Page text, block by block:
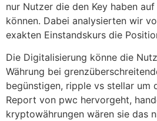
nur Nutzer die den Key haben
können. Dabei analysierten wir
exakten Einstandskurs die
Die Digitalisierung könne die
Währung bei
begünstigen, ripple vs stellar um
Report von pwc hervorgeht,
kryptowährungen wären sie das